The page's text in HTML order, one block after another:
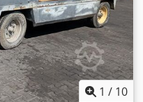
1 / 10